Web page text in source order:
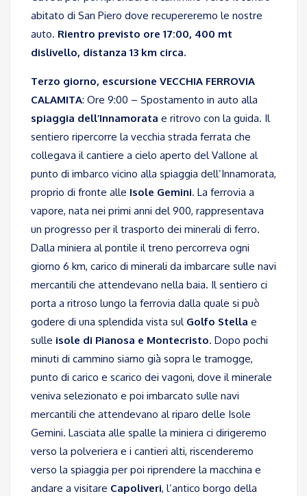
abitato di San Piero dove recupereremo le nostre
auto. Rientro previsto ore 17:00, 400 mt
dislivello, distanza 13 km circa.
Terzo giorno, escursione VECCHIA FERROVIA
CALAMITA: Ore 9:00 – Spostamento in auto alla
spiaggia dell’Innamorata e ritrovo con la guida. Il
sentiero ripercorre la vecchia strada ferrata che
collegava il cantiere a cielo aperto del Vallone al
punto di imbarco vicino alla spiaggia dell’Innamorata,
proprio di fronte alle Isole Gemini. La ferrovia a
vapore, nata nei primi anni del 900, rappresentava
un progresso per il trasporto dei minerali di ferro.
Dalla miniera al pontile il treno percorreva ogni
giorno 6 km, carico di minerali da imbarcare sulle navi
mercantili che attendevano nella baia. Il sentiero ci
porta a ritroso lungo la ferrovia dalla quale si può
godere di una splendida vista sul Golfo Stella e
sulle isole di Pianosa e Montecristo. Dopo pochi
minuti di cammino siamo già sopra le tramogge,
punto di carico e scarico dei vagoni, dove il minerale
veniva selezionato e poi imbarcato sulle navi
mercantili che attendevano al riparo delle Isole
Gemini. Lasciata alle spalle la miniera ci dirigeremo
verso la polveriera e i cantieri alti, riscenderemo
verso la spiaggia per poi riprendere la macchina e
andare a visitare Capoliveri, l’antico borgo della